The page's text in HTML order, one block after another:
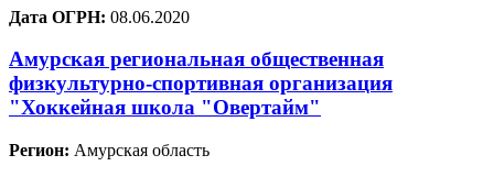
Дата ОГРН: 08.06.2020
Амурская региональная общественная
физкультурно-спортивная организация
"Хоккейная школа "Овертайм"
Регион: Амурская область